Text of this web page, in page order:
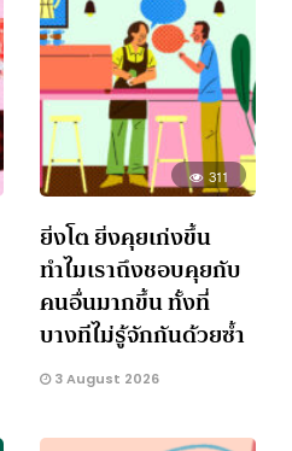
311
ยิ่งโต ยิ่งคุยเก่งขึ้น
ทำไมเราถึงชอบคุยกับ
คนอื่นมากขึ้น ทั้งที่
บางทีไม่รู้จักกันด้วยซ้ำ
3 August 2026